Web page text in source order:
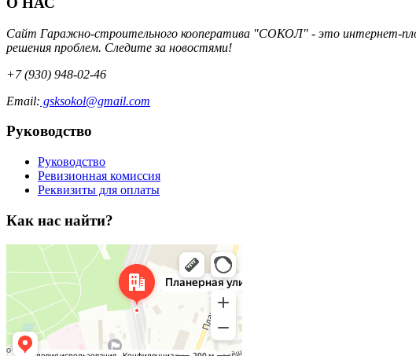
Сайт Гаражно-строительного кооператива "СОКОЛ" - это интернет-
решения проблем. Следите за новостями!
+7 (930) 948-02-46
Email: gsksokol@gmail.com
Руководство
Руководство
Ревизионная комиссия
Реквизиты для оплаты
Как нас найти?